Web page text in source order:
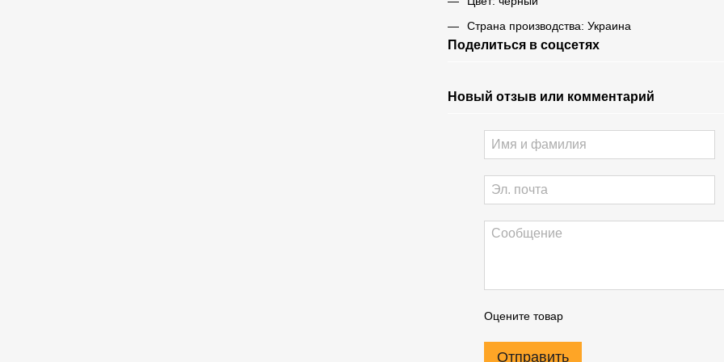
Страна производства: Украина
Поделиться в соцсетях
Новый отзыв или комментарий
Оцените товар
Отправить